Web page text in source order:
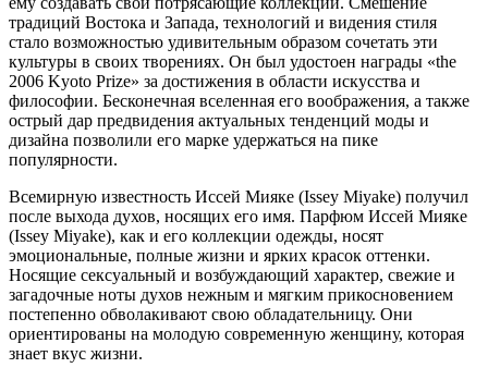
традиций Востока и Запада, технологий и видения стиля
стало возможностью удивительным образом сочетать эти
культуры в своих творениях. Он был удостоен награды «the
2006 Kyoto Prize» за достижения в области искусства и
философии. Бесконечная вселенная его воображения, а также
острый дар предвидения актуальных тенденций моды и
дизайна позволили его марке удержаться на пике
популярности.
Всемирную известность Иссей Мияке (Issey Miyake) получил
после выхода духов, носящих его имя. Парфюм Иссей Мияке
(Issey Miyake), как и его коллекции одежды, носят
эмоциональные, полные жизни и ярких красок оттенки.
Носящие сексуальный и возбуждающий характер, свежие и
загадочные ноты духов нежным и мягким прикосновением
постепенно обволакивают свою обладательницу. Они
ориентированы на молодую современную женщину, которая
знает вкус жизни.